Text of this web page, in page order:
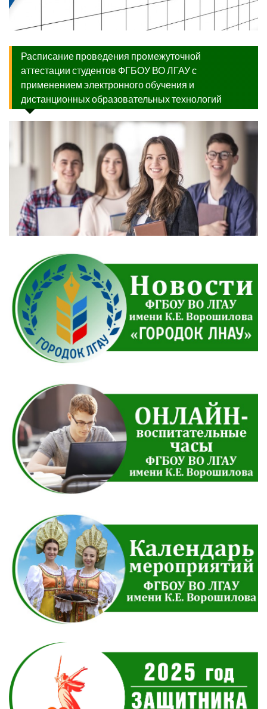
Расписание проведения промежуточной
аттестации студентов ФГБОУ ВО ЛГАУ с
применением электронного обучения и
дистанционных образовательных технологий